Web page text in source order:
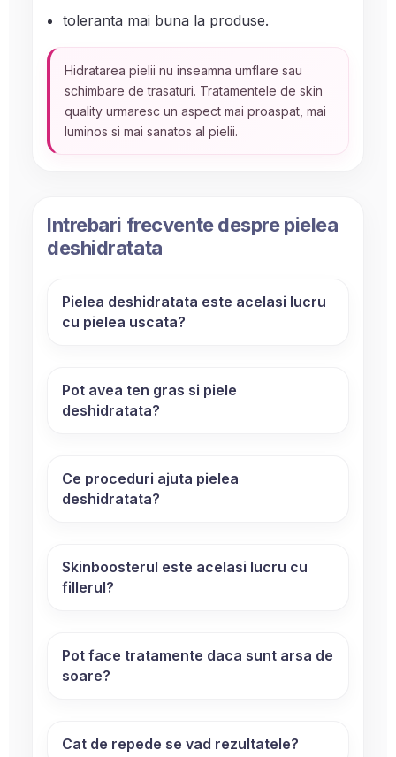
toleranta mai buna la produse.
Hidratarea pielii nu inseamna umflare sau
schimbare de trasaturi. Tratamentele de skin
quality urmaresc un aspect mai proaspat, mai
luminos si mai sanatos al pielii.
Intrebari frecvente despre pielea
deshidratata
Pielea deshidratata este acelasi lucru
cu pielea uscata?
Pot avea ten gras si piele
deshidratata?
Ce proceduri ajuta pielea
deshidratata?
Skinboosterul este acelasi lucru cu
fillerul?
Pot face tratamente daca sunt arsa de
soare?
Cat de repede se vad rezultatele?